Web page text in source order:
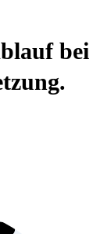
bei